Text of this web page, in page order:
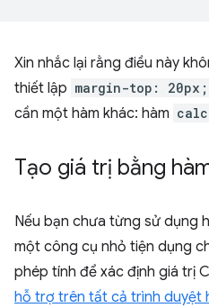
Xin nhắc lại rằng điều này
thiết lập margin-top: 20px;
cần một hàm khác: hàm
Tạo giá trị bằng
Nếu bạn chưa từng sử dụng
một công cụ nhỏ tiện dụng
phép tính để xác định giá trị
hỗ trợ trên tất cả trình duyệt